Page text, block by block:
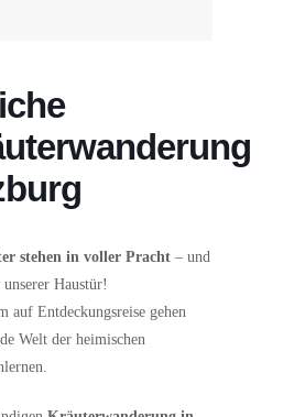
stehen in voller Pracht – und
Haustür!
auf Entdeckungsreise gehen
Welt der heimischen